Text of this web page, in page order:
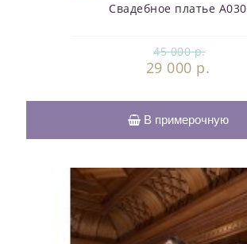
Свадебное платье А030
45 000 р.
29 000 р.
В примерочную